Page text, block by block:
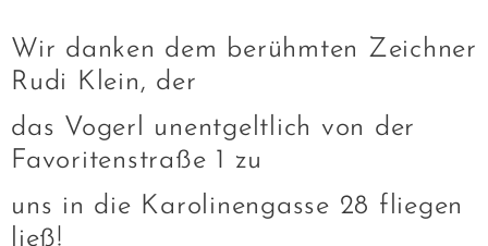
Wir danken dem berühmten Zeichner
Rudi Klein, der
das Vogerl unentgeltlich von der
Favoritenstraße 1 zu
uns in die Karolinengasse 28 fliegen
ließ!